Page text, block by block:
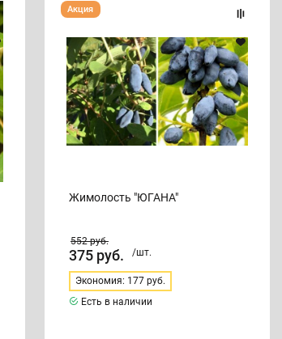
Жимолость
"ЮГАНА"
Жимолость "ЮГАНА"
Акция
552руб.
375 руб. /шт.
Экономия: 177 руб.
Есть в наличии